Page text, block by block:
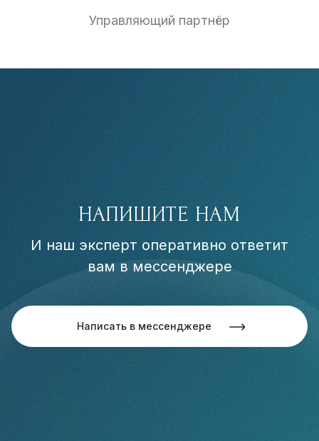
Управляющий партнёр
НАПИШИТЕ НАМ
И наш эксперт оперативно ответит
вам в мессенджере
Написать в мессенджере